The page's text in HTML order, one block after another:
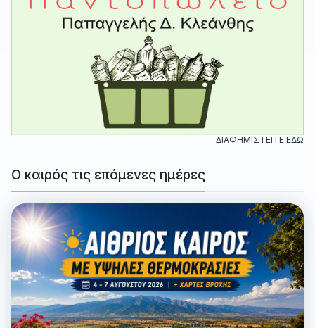
ΔΙΑΦΗΜΙΣΤΕΙΤΕ ΕΔΩ
Ο καιρός τις επόμενες ημέρες